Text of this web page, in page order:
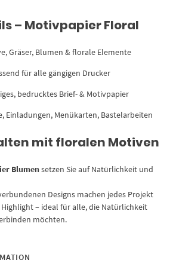
– Motivpapier Floral
Gräser, Blumen & florale Elemente
für alle gängigen Drucker
bedrucktes Brief- & Motivpapier
Einladungen, Menükarten, Bastelarbeiten
mit floralen Motiven
Blumensetzen Sie auf Natürlichkeit und
Designs machen jedes Projekt
– ideal für alle, die Natürlichkeit
möchten.